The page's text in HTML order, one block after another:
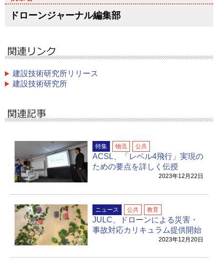
ドローンジャーナル編集部
建設技術研究所リリース
建設技術研究所
特集 物流 公共
ACSL、「レベル4飛行」実現の
ための要点を詳しく伝授
2023年12月22日
ニュース 公共 教育
JULC、ドローンによる災害・
事故対応カリキュラム提供開始
2023年12月20日